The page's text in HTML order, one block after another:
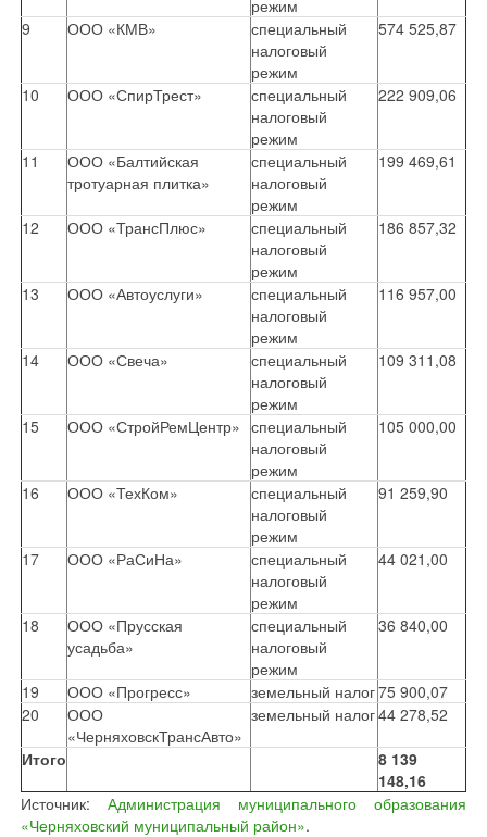
режим
9 ООО «КМВ»
специальный
налоговый
режим
574 525,87
10 ООО «СпирТрест»
специальный
налоговый
режим
222 909,06
11
ООО «Балтийская
тротуарная плитка»
специальный
налоговый
режим
199 469,61
12 ООО «ТрансПлюс»
специальный
налоговый
режим
186 857,32
13 ООО «Автоуслуги»
специальный
налоговый
режим
116 957,00
14 ООО «Свеча»
специальный
налоговый
режим
109 311,08
15 ООО «СтройРемЦентр» специальный
налоговый
режим
105 000,00
16 ООО «ТехКом»
специальный
налоговый
режим
91 259,90
17 ООО «РаСиНа»
специальный
налоговый
режим
44 021,00
18
ООО «Прусская
усадьба»
специальный
налоговый
режим
36 840,00
19 ООО «Прогресс» земельный налог75 900,07
20
ООО
«ЧерняховскТрансАвто»
земельный налог44 278,52
Итого
8 139
148,16
Источник: Администрация муниципального образования
«Черняховский муниципальный район».